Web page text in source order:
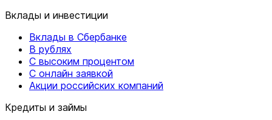
Вклады и инвестиции
Вклады в Сбербанке
В рублях
С высоким процентом
С онлайн заявкой
Акции российских компаний
Кредиты и займы